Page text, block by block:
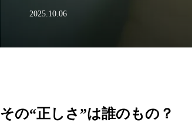
2025.10.06
その“正しさ”は誰のもの？